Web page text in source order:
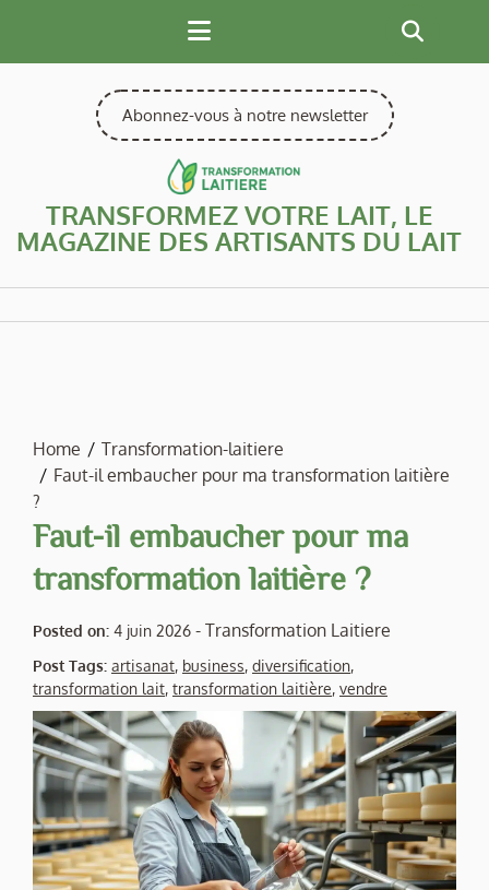
content
Abonnez-vous à notre newsletter
TRANSFORMEZ VOTRE LAIT, LE
MAGAZINE DES ARTISANTS DU LAIT
Home
Transformation-laitiere
Faut-il embaucher pour ma transformation laitière
?
Faut-il embaucher pour ma
transformation laitière ?
Posted on: 4 juin 2026 - Transformation Laitiere
Post Tags: artisanat, business, diversification,
transformation lait, transformation laitière, vendre